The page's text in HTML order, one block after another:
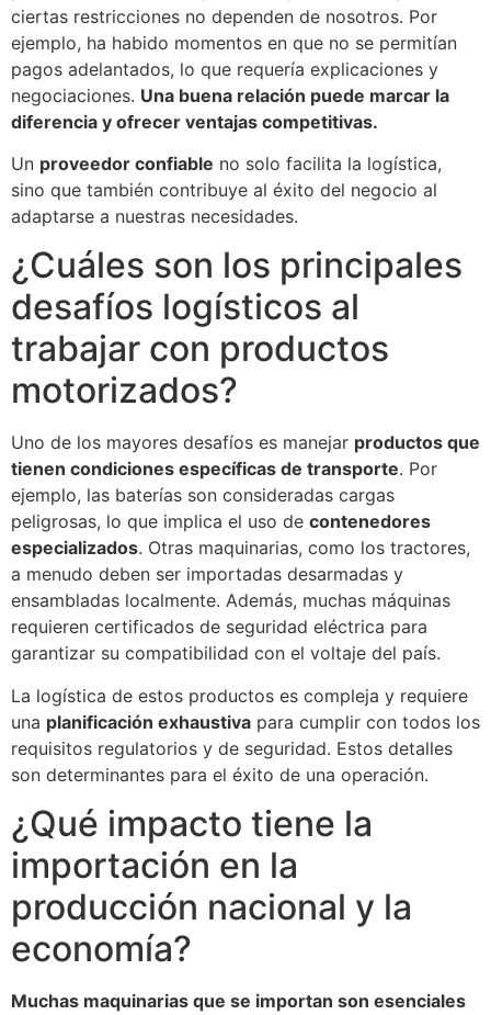
ciertas restricciones no dependen de nosotros. Por
ejemplo, ha habido momentos en que no se permitían
pagos adelantados, lo que requería explicaciones y
negociaciones. Una buena relación puede marcar la
diferencia y ofrecer ventajas competitivas.
Un proveedor confiable no solo facilita la logística,
sino que también contribuye al éxito del negocio al
adaptarse a nuestras necesidades.
¿Cuáles son los principales
desafíos logísticos al
trabajar con productos
motorizados?
Uno de los mayores desafíos es manejar productos que
tienen condiciones específicas de transporte. Por
ejemplo, las baterías son consideradas cargas
peligrosas, lo que implica el uso de contenedores
especializados. Otras maquinarias, como los tractores,
a menudo deben ser importadas desarmadas y
ensambladas localmente. Además, muchas máquinas
requieren certificados de seguridad eléctrica para
garantizar su compatibilidad con el voltaje del país.
La logística de estos productos es compleja y requiere
una planificación exhaustiva para cumplir con todos los
requisitos regulatorios y de seguridad. Estos detalles
son determinantes para el éxito de una operación.
¿Qué impacto tiene la
importación en la
producción nacional y la
economía?
Muchas maquinarias que se importan son esenciales